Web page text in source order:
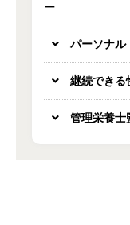
ー
パーソナル
継続できる
管理栄養士